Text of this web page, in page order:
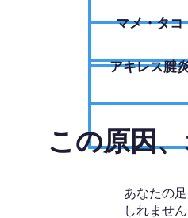
マメ・タコ
アキレス腱
この原因
あなたの
しれません